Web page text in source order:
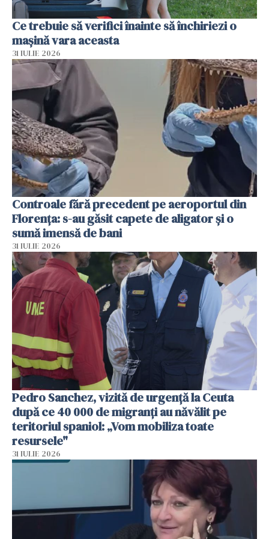
Ce trebuie să verifici înainte să închiriezi o
mașină vara aceasta
31 IULIE 2026
Controale fără precedent pe aeroportul din
Florența: s-au găsit capete de aligator și o
sumă imensă de bani
31 IULIE 2026
Pedro Sanchez, vizită de urgență la Ceuta
după ce 40 000 de migranți au năvălit pe
teritoriul spaniol: „Vom mobiliza toate
resursele"
31 IULIE 2026